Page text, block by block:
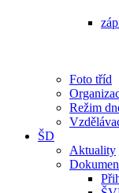
Foto tříd
Režim
ŠD
Aktuality